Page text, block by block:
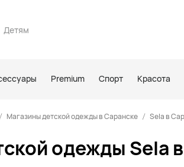
Детям
Premium Спорт Красота
Магазины детской одежды в Саранске Sela в
одежды Sela